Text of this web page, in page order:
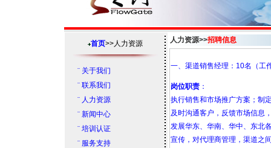
首页>>人力资源
¨ 关于我们
¨ 联系我们
¨ 人力资源
¨ 新闻中心
¨ 培训认证
¨ 服务支持
人力资源>>招聘信息
一、渠道销售经理：10名（工
岗位职责 ：
执行销售和市场推广方案；制
及时沟通客户，反馈市场信息
发展华东、华南、华中、东北
宣传，对代理商管理，渠道之